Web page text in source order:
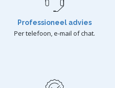
Professioneel advies
Per telefoon, e-mail of chat.